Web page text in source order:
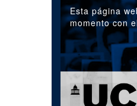
Esta página
momento con